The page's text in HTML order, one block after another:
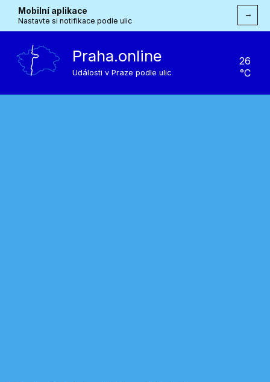
Mobilní aplikace
Nastavte si notifikace podle ulic
→
Praha.online
Události v Praze podle ulic
26
°C